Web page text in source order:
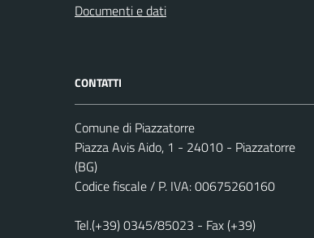
Documenti e dati
CONTATTI
Comune di Piazzatorre
Piazza Avis Aido, 1 - 24010 - Piazzatorre
(BG)
Codice fiscale / P. IVA: 00675260160
Tel.(+39) 0345/85023 - Fax (+39)